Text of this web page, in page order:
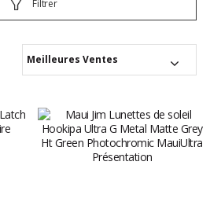
Filtrer
Meilleures Ventes